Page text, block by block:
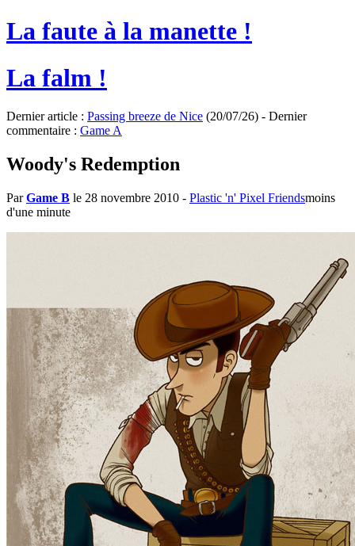
La faute à la manette !
La falm !
Dernier article : Passing breeze de Nice (20/07/26) - Dernier
commentaire : Game A
Woody's Redemption
ParGame B le 28 novembre 2010 - Plastic 'n' Pixel Friendsmoins
d'une minute